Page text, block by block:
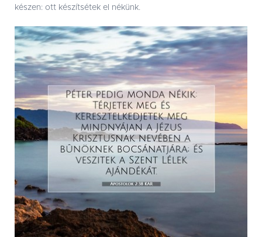
készen: ott készítsétek el nékünk.